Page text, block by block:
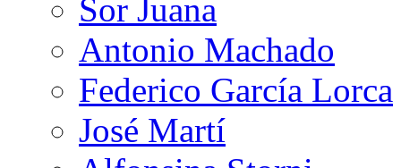
Sor Juana
Antonio Machado
Federico García Lorca
José Martí